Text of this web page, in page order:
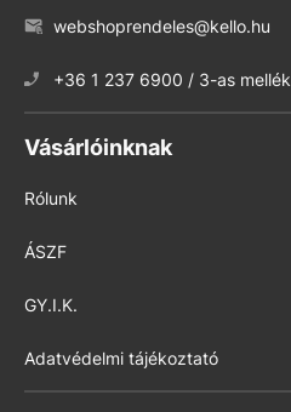
webshoprendeles@kello.hu
+36 1 237 6900 / 3-as mellék
Vásárlóinknak
Rólunk
ÁSZF
GY.I.K.
Adatvédelmi tájékoztató